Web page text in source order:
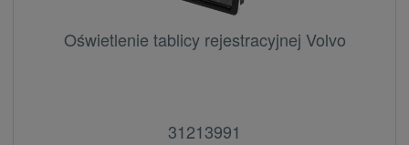
Oświetlenie tablicy rejestracyjnej Volvo
31213991